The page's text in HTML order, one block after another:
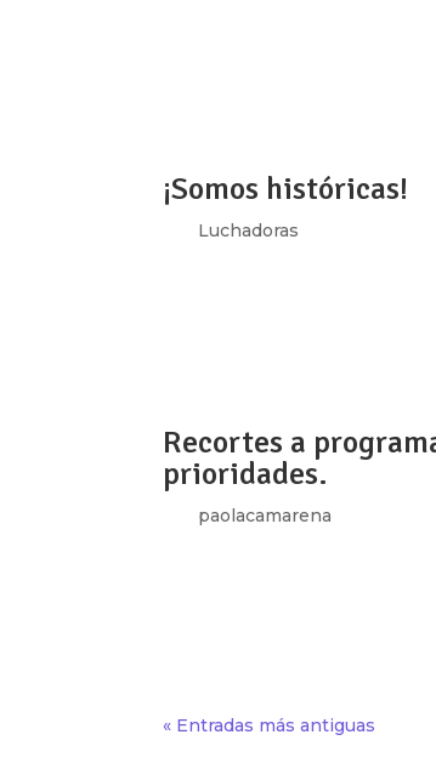
¡Somos históricas!
Luchadoras
Recortes a
prioridades.
paolacamarena
« Entradas más antiguas